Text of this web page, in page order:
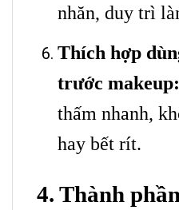
nhăn, duy trì
Thích hợp
trước makeup:
thấm nhanh,
hay bết rít.
4. Thành